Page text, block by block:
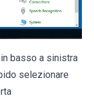
basso a sinistra
selezionare